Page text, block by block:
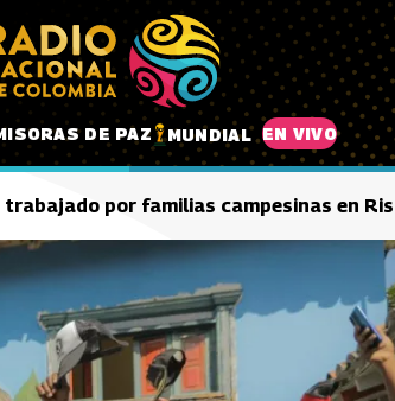
DE PAZ MUNDIAL EN VIVO
por familias campesinas en